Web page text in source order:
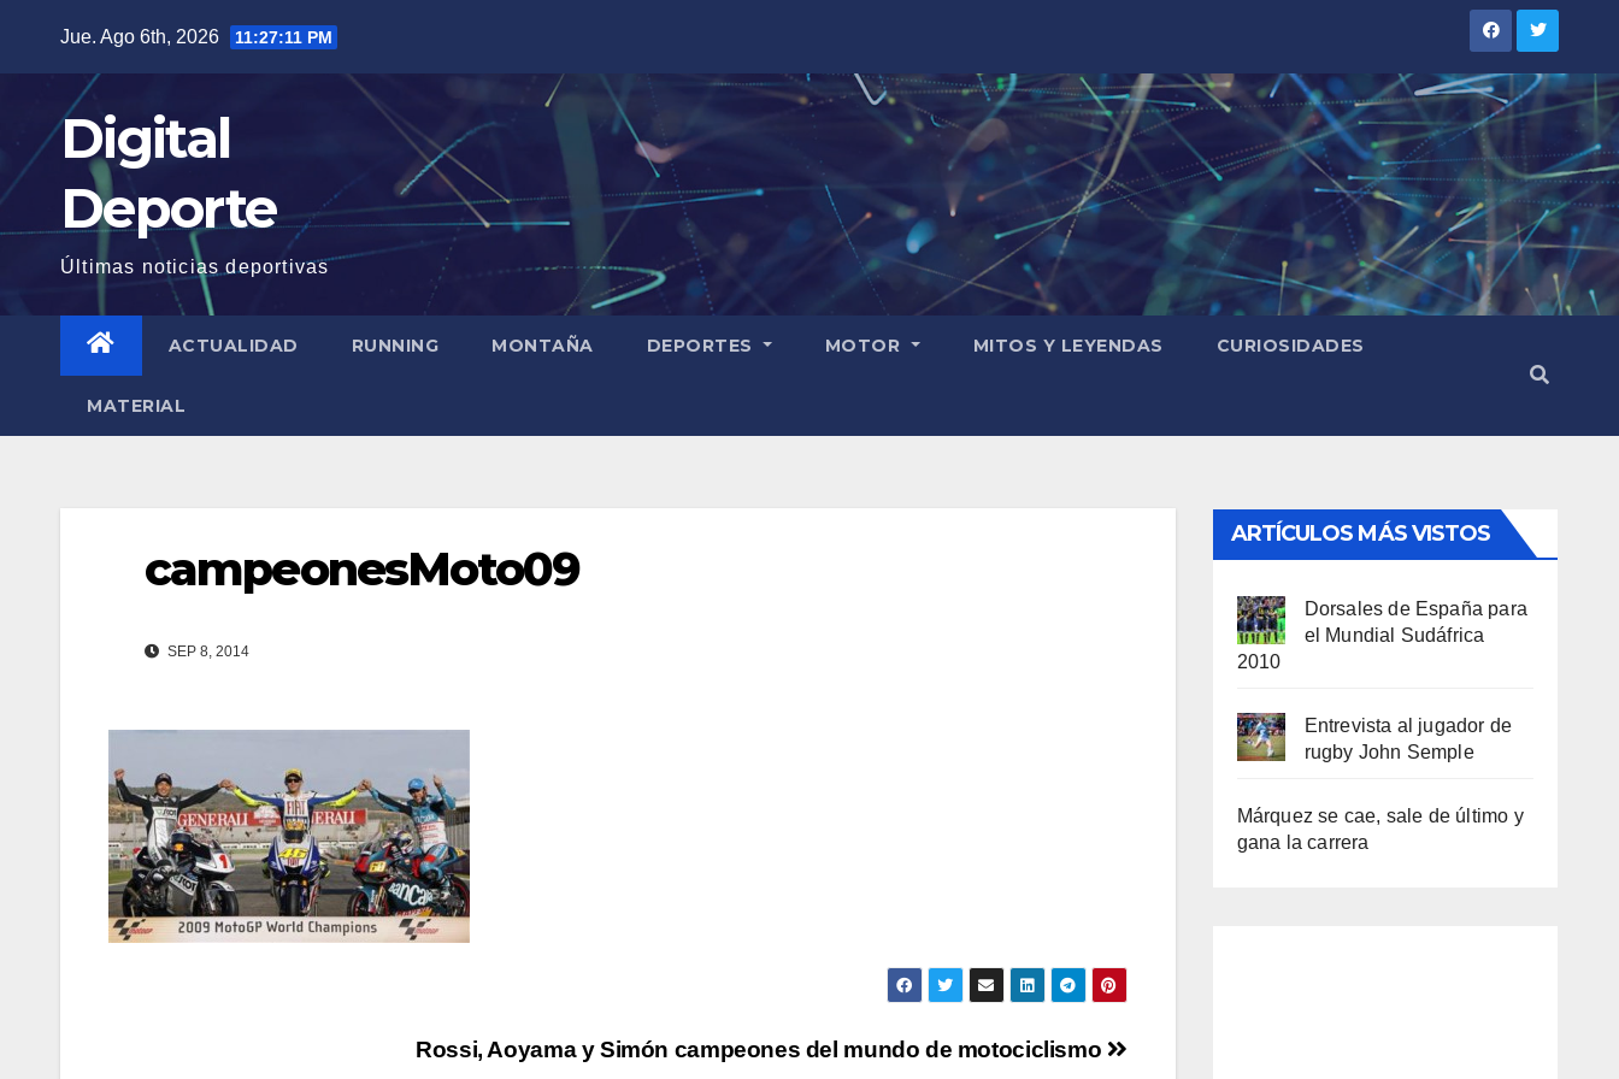
contenido
Jue. Ago 6th, 2026 11:27:12 PM
Digital
Deporte
Últimas noticias deportivas
ACTUALIDAD RUNNING MONTAÑA DEPORTES MOTOR MITOS Y LEYENDAS CURIOSIDADES
MATERIAL
campeonesMoto09
SEP 8, 2014
Rossi, Aoyama y Simón campeones del mundo de motociclismo
ARTÍCULOS MÁS VISTOS
Dorsales de España para
el Mundial Sudáfrica
2010
Entrevista al jugador de
rugby John Semple
Márquez se cae, sale de último y
gana la carrera